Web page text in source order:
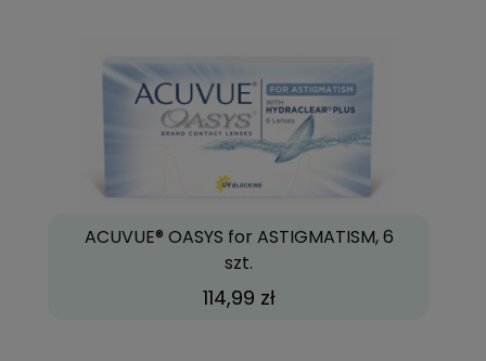
ACUVUE® OASYS for ASTIGMATISM, 6
szt.
114,99 zł